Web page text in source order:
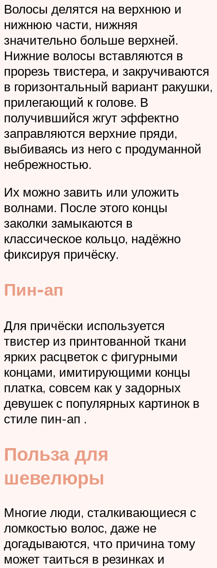
Волосы делятся на верхнюю и
нижнюю части, нижняя
значительно больше верхней.
Нижние волосы вставляются в
прорезь твистера, и закручиваются
в горизонтальный вариант ракушки,
прилегающий к голове. В
получившийся жгут эффектно
заправляются верхние пряди,
выбиваясь из него с продуманной
небрежностью.
Их можно завить или уложить
волнами. После этого концы
заколки замыкаются в
классическое кольцо, надёжно
фиксируя причёску.
Пин-ап
Для причёски используется
твистер из принтованной ткани
ярких расцветок с фигурными
концами, имитирующими концы
платка, совсем как у задорных
девушек с популярных картинок в
стиле пин-ап .
Польза для
шевелюры
Многие люди, сталкивающиеся с
ломкостью волос, даже не
догадываются, что причина тому
может таиться в резинках и